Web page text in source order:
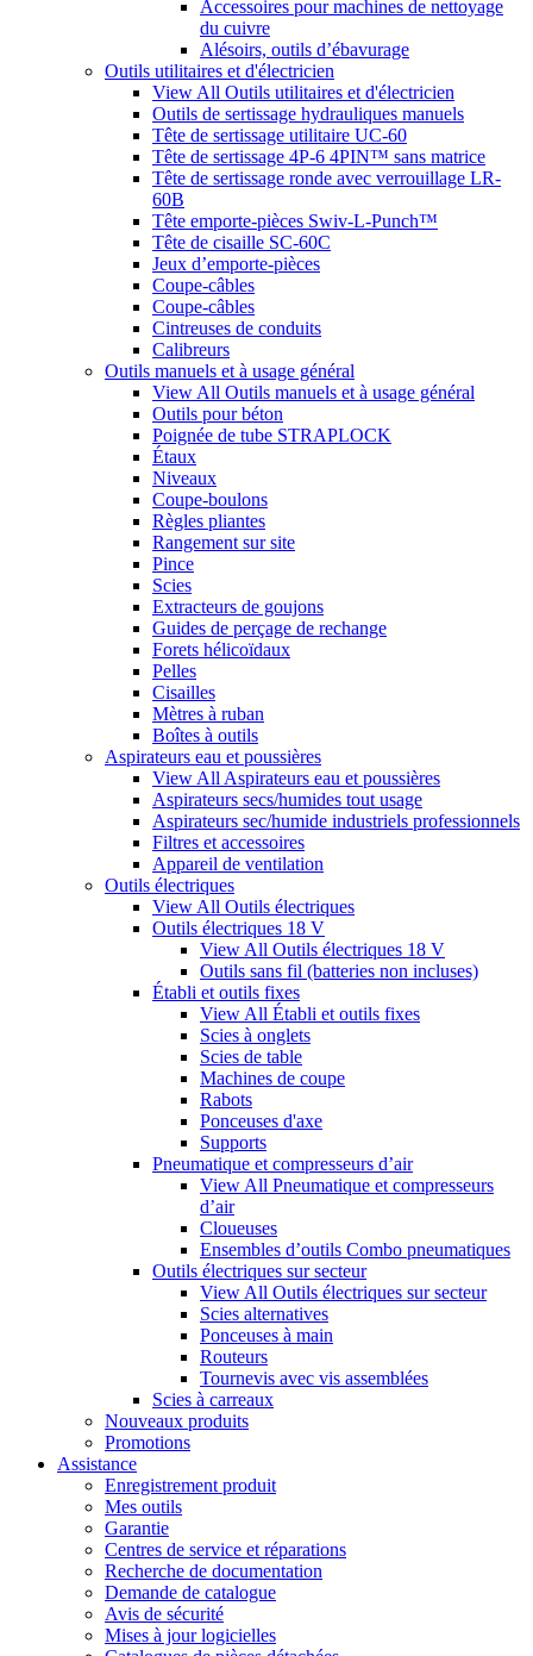
Accessoires pour machines de nettoyage
du cuivre
Alésoirs, outils d’ébavurage
Outils utilitaires et d'électricien
View All Outils utilitaires et d'électricien
Outils de sertissage hydrauliques manuels
Tête de sertissage utilitaire UC-60
Tête de sertissage 4P-6 4PIN™ sans matrice
Tête de sertissage ronde avec verrouillage LR-
60B
Tête emporte-pièces Swiv-L-Punch™
Tête de cisaille SC-60C
Jeux d’emporte-pièces
Coupe-câbles
Coupe-câbles
Cintreuses de conduits
Calibreurs
Outils manuels et à usage général
View All Outils manuels et à usage général
Outils pour béton
Poignée de tube STRAPLOCK
Étaux
Niveaux
Coupe-boulons
Règles pliantes
Rangement sur site
Pince
Scies
Extracteurs de goujons
Guides de perçage de rechange
Forets hélicoïdaux
Pelles
Cisailles
Mètres à ruban
Boîtes à outils
Aspirateurs eau et poussières
View All Aspirateurs eau et poussières
Aspirateurs secs/humides tout usage
Aspirateurs sec/humide industriels professionnels
Filtres et accessoires
Appareil de ventilation
Outils électriques
View All Outils électriques
Outils électriques 18 V
View All Outils électriques 18 V
Outils sans fil (batteries non incluses)
Établi et outils fixes
View All Établi et outils fixes
Scies à onglets
Scies de table
Machines de coupe
Rabots
Ponceuses d'axe
Supports
Pneumatique et compresseurs d’air
View All Pneumatique et compresseurs
d’air
Cloueuses
Ensembles d’outils Combo pneumatiques
Outils électriques sur secteur
View All Outils électriques sur secteur
Scies alternatives
Ponceuses à main
Routeurs
Tournevis avec vis assemblées
Scies à carreaux
Nouveaux produits
Promotions
Assistance
Enregistrement produit
Mes outils
Garantie
Centres de service et réparations
Recherche de documentation
Demande de catalogue
Avis de sécurité
Mises à jour logicielles